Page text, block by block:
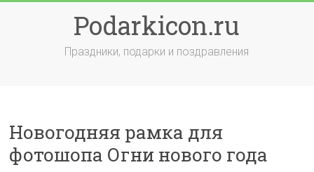
Podarkicon.ru
Праздники, подарки и поздравления
Новогодняя рамка для
фотошопа Огни нового года